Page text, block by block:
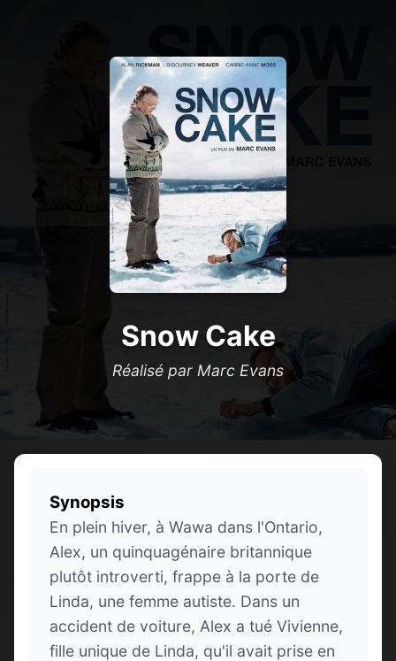
Snow Cake
Réalisé par Marc Evans
Synopsis
En plein hiver, à Wawa dans l'Ontario,
Alex, un quinquagénaire britannique
plutôt introverti, frappe à la porte de
Linda, une femme autiste. Dans un
accident de voiture, Alex a tué Vivienne,
fille unique de Linda, qu'il avait prise en